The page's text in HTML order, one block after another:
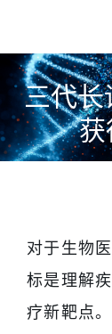
三代长
获
对于生物
标是理解
疗新靶点。